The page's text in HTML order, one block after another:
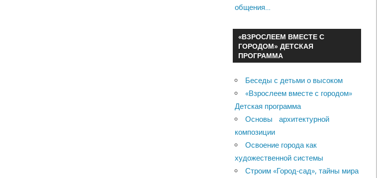
общения…
«ВЗРОСЛЕЕМ ВМЕСТЕ С
ГОРОДОМ» ДЕТСКАЯ
ПРОГРАММА
Беседы с детьми о высоком
«Взрослеем вместе с городом»
Детская программа
Основы архитектурной
композиции
Освоение города как
художественной системы
Строим «Город-сад», тайны мира